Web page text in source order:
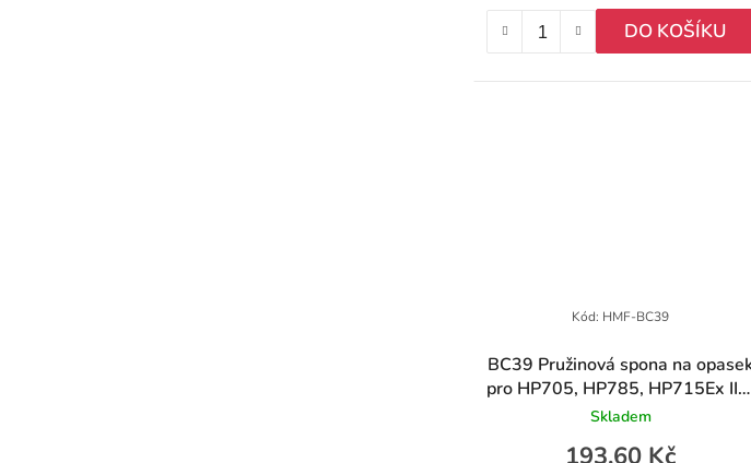
DO KOŠÍKU
BC39 Pružinová spona na
pro HP705, HP785, HP715Ex IIC,
HP795Ex IIC
Skladem
193,60 Kč
Kód: HMF-BC39